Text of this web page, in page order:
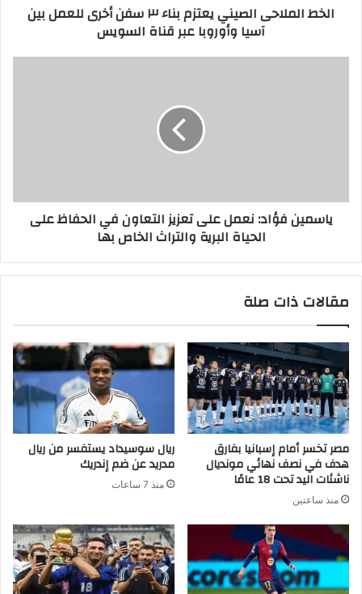
الخط الملاحى الصيني يعتزم بناء ٣ سفن أخرى للعمل بين
آسيا وأوروبا عبر قناة السويس
ياسمين فؤاد: نعمل على تعزيز التعاون في الحفاظ على
الحياة البرية والتراث الخاص بها
مقالات ذات صلة
مصر تخسر أمام إسبانيا بفارق
هدف في نصف نهائي مونديال
ناشئات اليد تحت 18 عامًا
منذ ساعتين
ريال سوسيداد يستفسر من ريال
مدريد عن ضم إندريك
منذ 7 ساعات